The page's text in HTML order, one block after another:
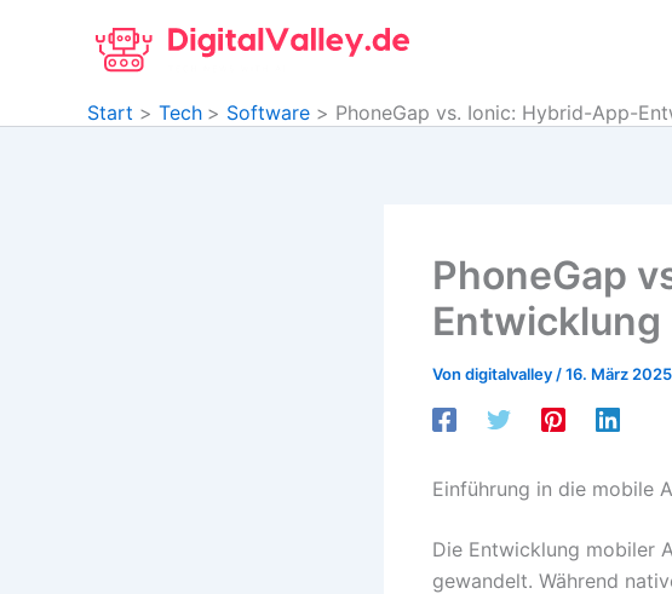
Start Tech Software PhoneGap vs. Ionic: Hybrid-App-
PhoneGap
Von digitalvalley /16. März 2025
Einführung in die mobile
Die Entwicklung mobiler
gewandelt. Während